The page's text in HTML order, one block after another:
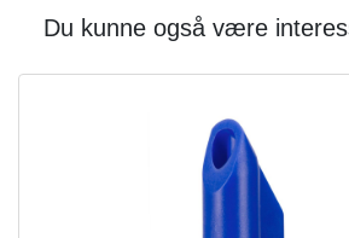
Du kunne også være